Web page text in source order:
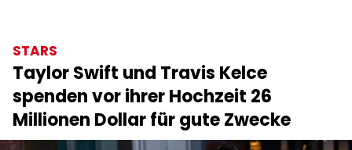
STARS
Taylor Swift und Travis Kelce
spenden vor ihrer Hochzeit 26
Millionen Dollar für gute Zwecke